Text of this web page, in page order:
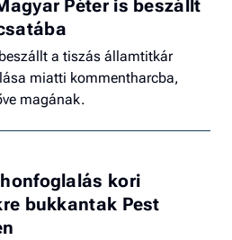
Péter is beszállt
a tiszás államtitkár
miatti kommentharcba,
magának.
kori
bukkantak Pest